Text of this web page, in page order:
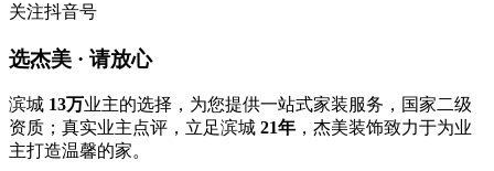
关注抖音号
选杰美 · 请放心
滨城 13万业主的选择，为您提供一站式家装服务，国家二级
资质；真实业主点评，立足滨城 21年 ，杰美装饰致力于为业
主打造温馨的家。